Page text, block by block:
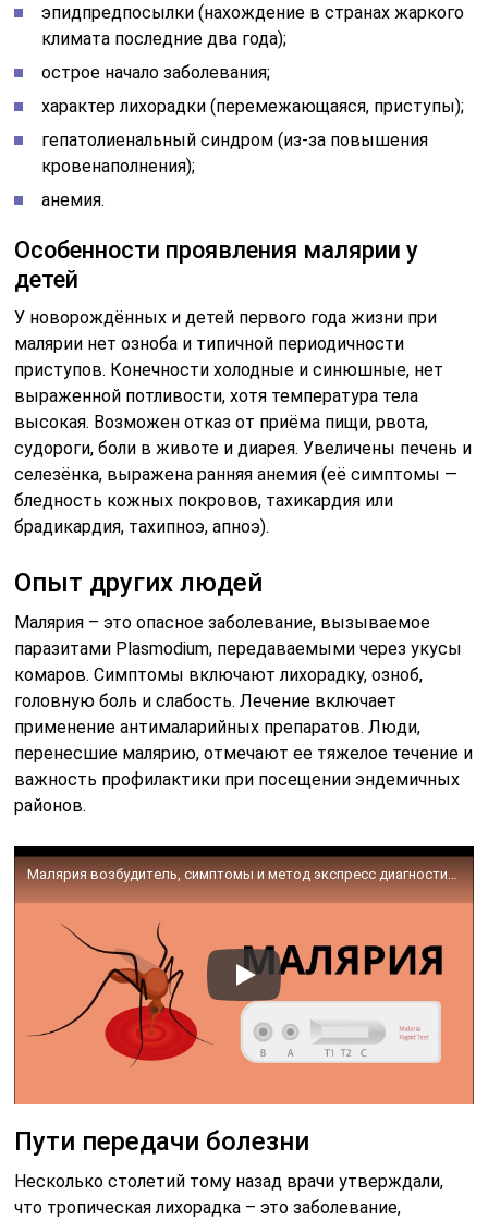
эпидпредпосылки (нахождение в странах жаркого
климата последние два года);
острое начало заболевания;
характер лихорадки (перемежающаяся, приступы);
гепатолиенальный синдром (из-за повышения
кровенаполнения);
анемия.
Особенности проявления малярии у
детей
У новорождённых и детей первого года жизни при
малярии нет озноба и типичной периодичности
приступов. Конечности холодные и синюшные, нет
выраженной потливости, хотя температура тела
высокая. Возможен отказ от приёма пищи, рвота,
судороги, боли в животе и диарея. Увеличены печень и
селезёнка, выражена ранняя анемия (её симптомы —
бледность кожных покровов, тахикардия или
брадикардия, тахипноэ, апноэ).
Опыт других людей
Малярия – это опасное заболевание, вызываемое
паразитами Plasmodium, передаваемыми через укусы
комаров. Симптомы включают лихорадку, озноб,
головную боль и слабость. Лечение включает
применение антималарийных препаратов. Люди,
перенесшие малярию, отмечают ее тяжелое течение и
важность профилактики при посещении эндемичных
районов.
Пути передачи болезни
Несколько столетий тому назад врачи утверждали,
что тропическая лихорадка – это заболевание,